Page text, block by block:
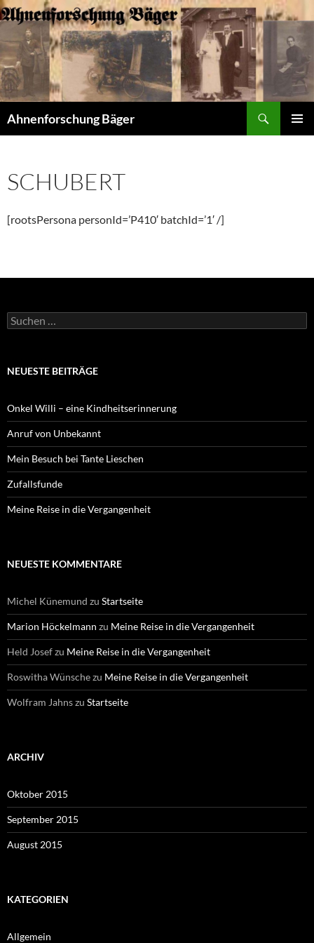
Zum
Inhalt
springen
Ahnenforschung Bäger
SCHUBERT
[rootsPersona personId=’P410′ batchId=’1′ /]
Suchen
nach:
NEUESTE BEITRÄGE
Onkel Willi – eine Kindheitserinnerung
Anruf von Unbekannt
Mein Besuch bei Tante Lieschen
Zufallsfunde
Meine Reise in die Vergangenheit
NEUESTE KOMMENTARE
Michel Künemund zu Startseite
Marion Höckelmann zu Meine Reise in die Vergangenheit
Held Josefzu Meine Reise in die Vergangenheit
Roswitha Wünschezu Meine Reise in die Vergangenheit
Wolfram Jahnszu Startseite
ARCHIV
Oktober 2015
September 2015
August 2015
KATEGORIEN
Allgemein